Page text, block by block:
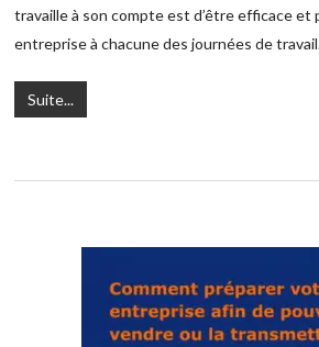
travaille à son compte est d’être efficace et
entreprise à chacune des journées de
Suite...